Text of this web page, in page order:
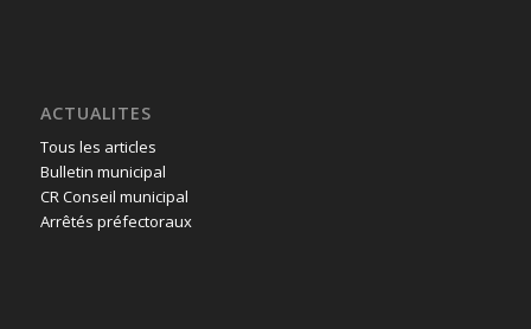
ACTUALITES
Tous les articles
Bulletin municipal
CR Conseil municipal
Arrêtés préfectoraux